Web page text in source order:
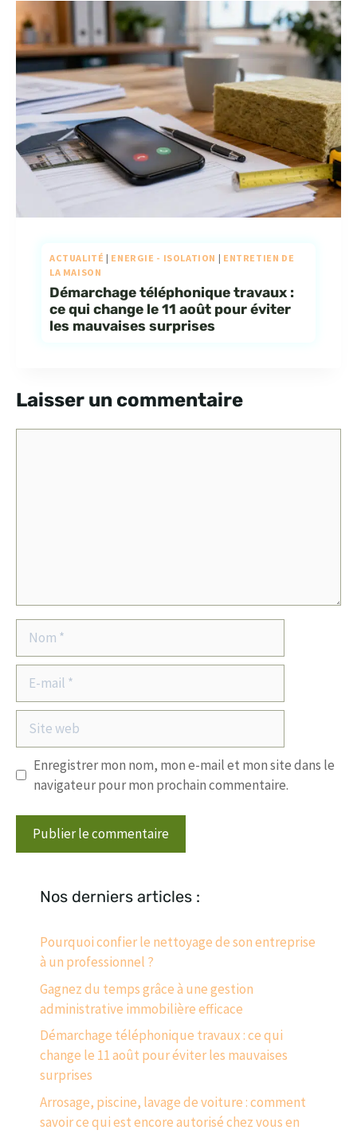
ACTUALITÉ | ENERGIE - ISOLATION | ENTRETIEN DE
LA MAISON
Démarchage téléphonique travaux :
ce qui change le 11 août pour éviter
les mauvaises surprises
Laisser un commentaire
mail
Site
web
Enregistrer mon nom, mon e-mail et mon site dans le
navigateur pour mon prochain commentaire.
Nos derniers articles :
Pourquoi confier le nettoyage de son entreprise
à un professionnel ?
Gagnez du temps grâce à une gestion
administrative immobilière efficace
Démarchage téléphonique travaux : ce qui
change le 11 août pour éviter les mauvaises
surprises
Arrosage, piscine, lavage de voiture : comment
savoir ce qui est encore autorisé chez vous en